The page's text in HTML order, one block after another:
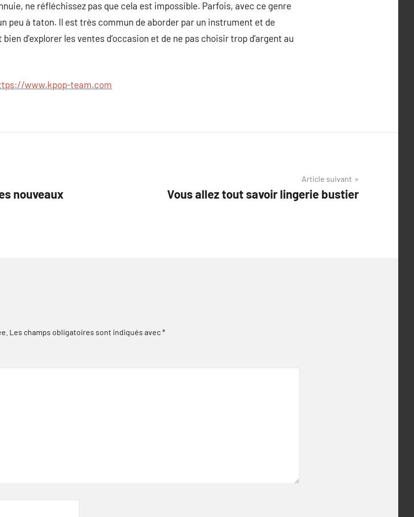
ne réfléchissez pas que cela est impossible. Parfois, avec ce genre
peu à taton. Il est très commun de aborder par un instrument et de
d’explorer les ventes d’occasion et de ne pas choisir trop d’argent au
www.kpop-team.com
nouveaux
Article suivant
Vous allez tout savoir lingerie bustier
Les champs obligatoires sont indiqués avec*